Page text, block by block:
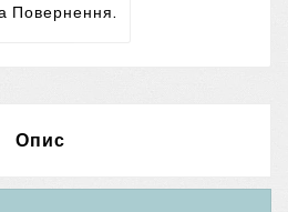
Повернення.
Опис